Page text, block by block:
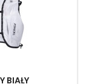
BIAŁY